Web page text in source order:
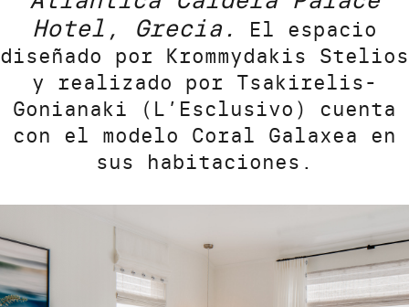
Hotel, Grecia.
El espacio
diseñado por Krommydakis Stelios
y realizado por Tsakirelis-
Gonianaki (L’Esclusivo) cuenta
con el modelo Coral Galaxea en
sus habitaciones.